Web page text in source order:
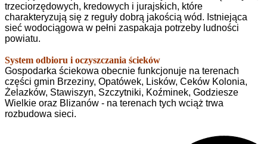
trzeciorzędowych, kredowych i jurajskich, które
charakteryzują się z reguły dobrą jakością wód. Istniejąca
sieć wodociągowa w pełni zaspakaja potrzeby ludności
powiatu.
System odbioru i oczyszczania ścieków
Gospodarka ściekowa obecnie funkcjonuje na terenach
części gmin Brzeziny, Opatówek, Lisków, Ceków Kolonia,
Żelazków, Stawiszyn, Szczytniki, Koźminek, Godziesze
Wielkie oraz Blizanów - na terenach tych wciąż trwa
rozbudowa sieci.